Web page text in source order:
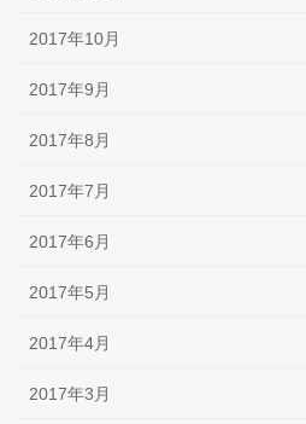
2017年10月
2017年9月
2017年8月
2017年7月
2017年6月
2017年5月
2017年4月
2017年3月